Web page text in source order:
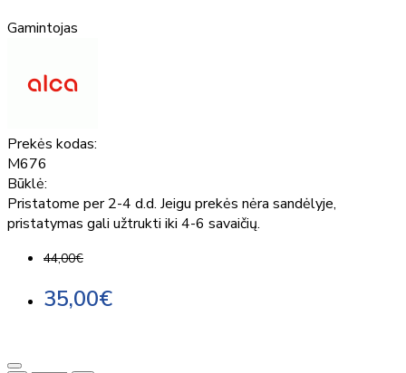
Gamintojas
Prekės kodas:
M676
Būklė:
Pristatome per 2-4 d.d. Jeigu prekės nėra sandėlyje,
pristatymas gali užtrukti iki 4-6 savaičių.
44,00€
35,00€